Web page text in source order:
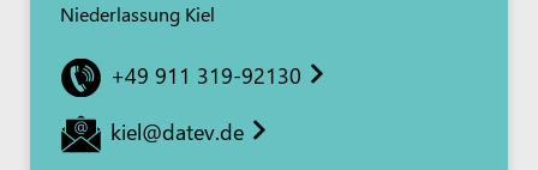
Niederlassung Kiel
+49 911 319-92130
kiel@datev.de